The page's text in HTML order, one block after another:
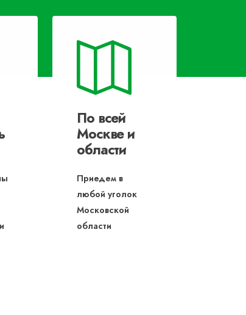
По всей
Москве и
области
Приедем в
любой уголок
Московской
области